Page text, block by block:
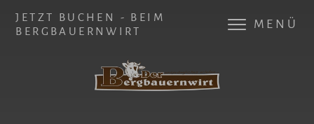
JETZT BUCHEN - BEIM
BERGBAUERNWIRT
MENÜ